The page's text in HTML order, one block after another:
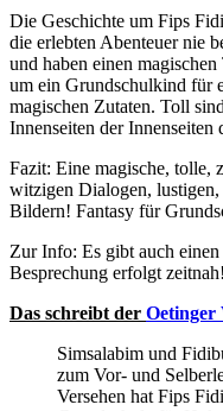
Die Geschichte um Fips
die erlebten Abenteuer nie
und haben einen
um ein Grundschulkind für
magischen Zutaten. Toll
Innenseiten der Innenseiten
Fazit: Eine magische, tolle,
witzigen Dialogen,
Bildern! Fantasy für
Zur Info: Es gibt auch
Besprechung erfolgt zeitnah!
Das schreibt der Oetinger
Simsalabim und
zum Vor- und
Versehen hat Fips